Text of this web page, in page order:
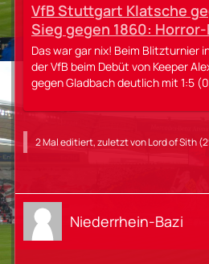
VfB Stuttgart Klatsche
Sieg gegen 1860:
Nübel im VfB-Dress
Das war gar nix! Beim Blitzturnier
der VfB beim Debüt von Keeper
gegen Gladbach deutlich mit 1:5
2 Mal editiert, zuletzt vonLord of Sith(
Niederrhein-Bazi